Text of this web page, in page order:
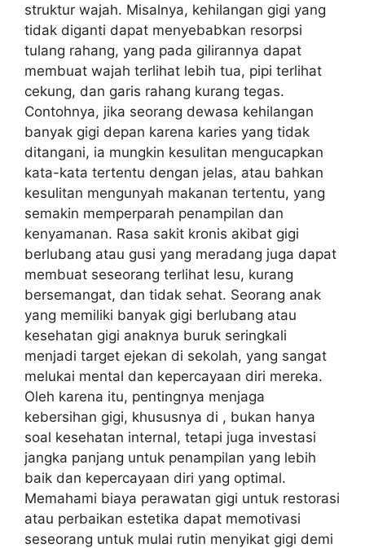
struktur wajah. Misalnya, kehilangan gigi yang
tidak diganti dapat menyebabkan resorpsi
tulang rahang, yang pada gilirannya dapat
membuat wajah terlihat lebih tua, pipi terlihat
cekung, dan garis rahang kurang tegas.
Contohnya, jika seorang dewasa kehilangan
banyak gigi depan karena karies yang tidak
ditangani, ia mungkin kesulitan mengucapkan
kata-kata tertentu dengan jelas, atau bahkan
kesulitan mengunyah makanan tertentu, yang
semakin memperparah penampilan dan
kenyamanan. Rasa sakit kronis akibat gigi
berlubang atau gusi yang meradang juga dapat
membuat seseorang terlihat lesu, kurang
bersemangat, dan tidak sehat. Seorang anak
yang memiliki banyak gigi berlubang atau
kesehatan gigi anaknya buruk seringkali
menjadi target ejekan di sekolah, yang sangat
melukai mental dan kepercayaan diri mereka.
Oleh karena itu, pentingnya menjaga
kebersihan gigi, khususnya di , bukan hanya
soal kesehatan internal, tetapi juga investasi
jangka panjang untuk penampilan yang lebih
baik dan kepercayaan diri yang optimal.
Memahami biaya perawatan gigi untuk restorasi
atau perbaikan estetika dapat memotivasi
seseorang untuk mulai rutin menyikat gigi demi